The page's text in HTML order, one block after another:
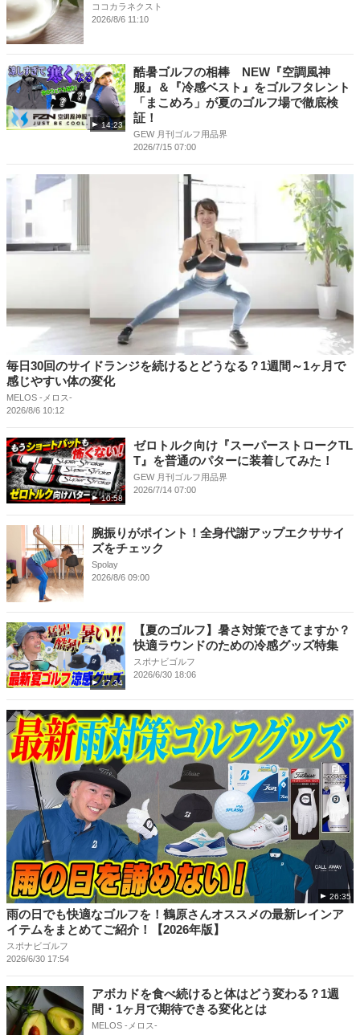
ココカラネクスト
2026/8/6 11:10
14:23
酷暑ゴルフの相棒 NEW『空調風神
服』＆『冷感ベスト』をゴルフタレント
「まこめろ」が夏のゴルフ場で徹底検
証！
GEW 月刊ゴルフ用品界
2026/7/15 07:00
毎日30回のサイドランジを続けるとどうなる？1週間～1ヶ月で
感じやすい体の変化
MELOS -メロス-
2026/8/6 10:12
10:58
ゼロトルク向け『スーパーストロークTL
T』を普通のパターに装着してみた！
GEW 月刊ゴルフ用品界
2026/7/14 07:00
腕振りがポイント！全身代謝アップエクササイ
ズをチェック
Spolay
2026/8/6 09:00
17:34
【夏のゴルフ】暑さ対策できてますか？
快適ラウンドのための冷感グッズ特集
スポナビゴルフ
2026/6/30 18:06
26:35
雨の日でも快適なゴルフを！鶴原さんオススメの最新レインア
イテムをまとめてご紹介！【2026年版】
スポナビゴルフ
2026/6/30 17:54
アボカドを食べ続けると体はどう変わる？1週
間・1ヶ月で期待できる変化とは
MELOS -メロス-